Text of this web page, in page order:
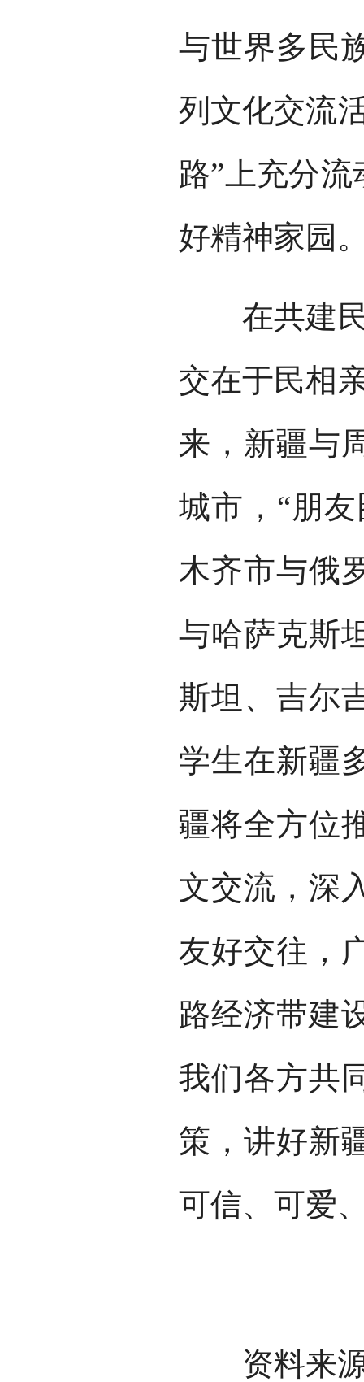
与世界多民
列文化交流
路”上充分
好精神家园
在共建民
交在于民相
来，新疆与
城市，“朋
木齐市与俄
与哈萨克斯
斯坦、吉尔
学生在新疆
疆将全方位
文交流，深
友好交往，
路经济带建
我们各方共
策，讲好新
可信、可爱
资料来源